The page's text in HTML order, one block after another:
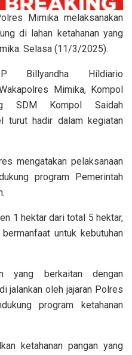
Mimika melaksanakan
di lahan ketahanan yang
Selasa (11/3/2025).
Billyandha Hildiario
Mimika, Kompol
SDM Kompol Saidah
turut hadir dalam kegiatan
mengatakan pelaksanaan
program Pemerintah
1 hektar dari total 5 hektar,
untuk kebutuhan
yang berkaitan dengan
jalankan oleh jajaran Polres
program ketahanan
ketahanan pangan yang